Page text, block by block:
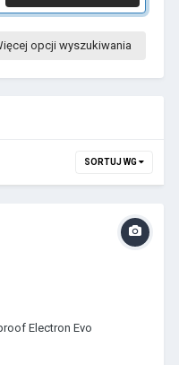
opcji wyszukiwania
SORTUJ WG
Electron Evo